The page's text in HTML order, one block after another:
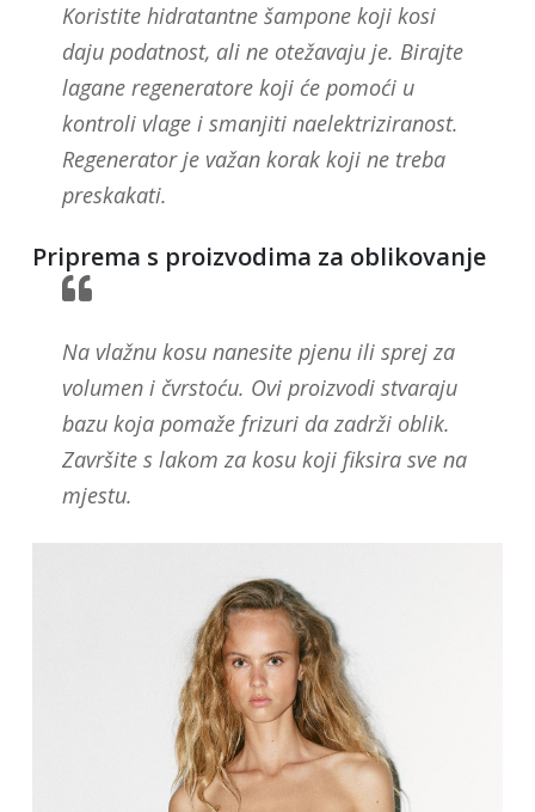
Koristite hidratantne šampone koji kosi
daju podatnost, ali ne otežavaju je. Birajte
lagane regeneratore koji će pomoći u
kontroli vlage i smanjiti naelektriziranost.
Regenerator je važan korak koji ne treba
preskakati.
Priprema s proizvodima za oblikovanje
Na vlažnu kosu nanesite pjenu ili sprej za
volumen i čvrstoću. Ovi proizvodi stvaraju
bazu koja pomaže frizuri da zadrži oblik.
Završite s lakom za kosu koji fiksira sve na
mjestu.